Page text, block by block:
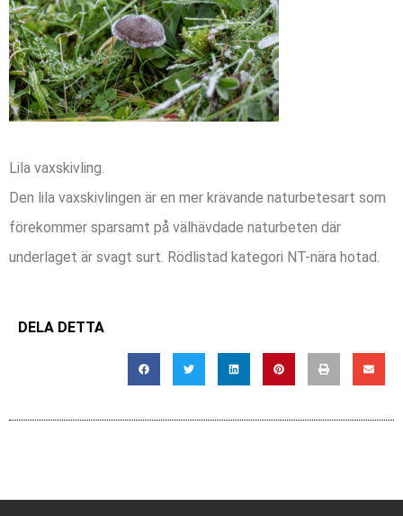
Lila vaxskivling.
Den lila vaxskivlingen är en mer krävande naturbetesart som
förekommer sparsamt på välhävdade naturbeten där
underlaget är svagt surt. Rödlistad kategori NT-nära hotad.
DELA DETTA